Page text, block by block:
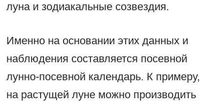
луна и зодиакальные созвездия.
Именно на основании этих данных и
наблюдения составляется посевной
лунно-посевной календарь. К примеру,
на растущей луне можно производить